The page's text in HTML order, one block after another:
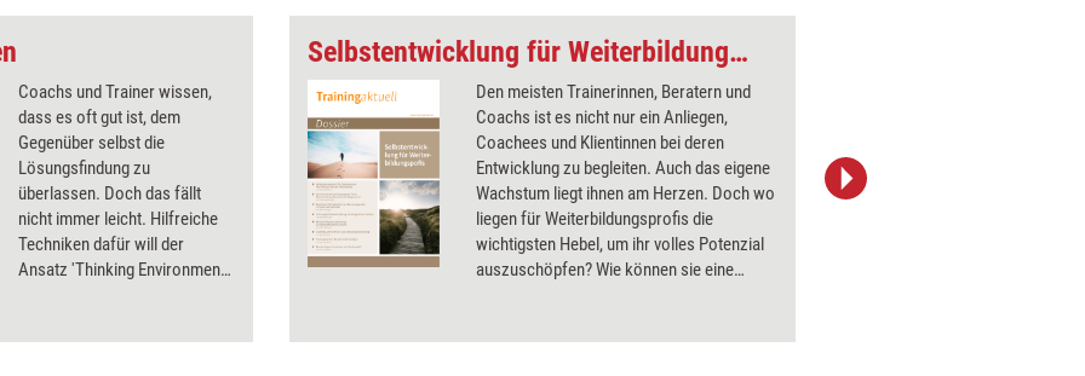
Coachs und Trainer wissen,
dass es oft gut ist, dem
Gegenüber selbst die
Lösungsfindung zu
überlassen. Doch das fällt
nicht immer leicht. Hilfreiche
Techniken dafür will der
Ansatz 'Thinking Environment'
etabliert ist. Im Juni 2016
Selbstentwicklung für Weiterbildungsprofis
Den meisten Trainerinnen, Beratern und
Coachs ist es nicht nur ein Anliegen,
Coachees und Klientinnen bei deren
Entwicklung zu begleiten. Auch das eigene
Wachstum liegt ihnen am Herzen. Doch wo
liegen für Weiterbildungsprofis die
wichtigsten Hebel, um ihr volles Potenzial
auszuschöpfen? Wie können sie eine
Dossier.